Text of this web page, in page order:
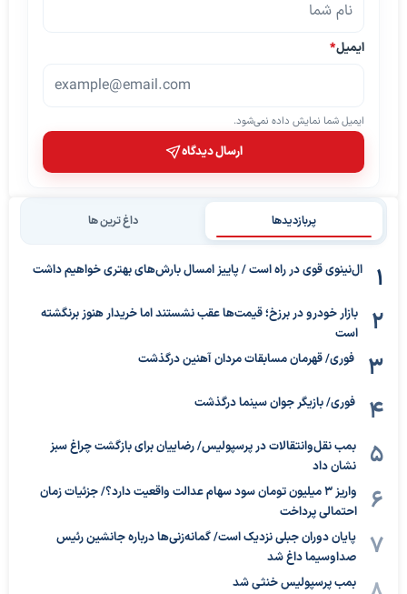
ایمیل*
ایمیل شما نمایش داده نمی‌شود.
ارسال دیدگاه
پربازدیدها داغ ترین ها
ال‌نینوی قوی در راه است / پاییز امسال بارش‌های بهتری خواهیم داشت
بازار خودرو در برزخ؛ قیمت‌ها عقب نشستند اما خریدار هنوز برنگشته
است
فوری/ قهرمان مسابقات مردان آهنین درگذشت
فوری/ بازیگر جوان سینما درگذشت
بمب نقل‌وانتقالات در پرسپولیس/ رضاییان برای بازگشت چراغ سبز
نشان داد
واریز ۳ میلیون تومان سود سهام عدالت واقعیت دارد؟/ جزئیات زمان
احتمالی پرداخت
پایان دوران جبلی نزدیک است/ گمانه‌زنی‌ها درباره جانشین رئیس
صداوسیما داغ شد
بمب پرسپولیس خنثی شد